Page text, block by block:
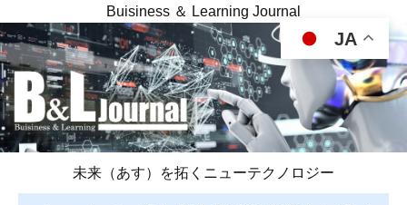
Buisiness ＆ Learning Journal
未来（あす）を拓くニューテクノロジー
JA